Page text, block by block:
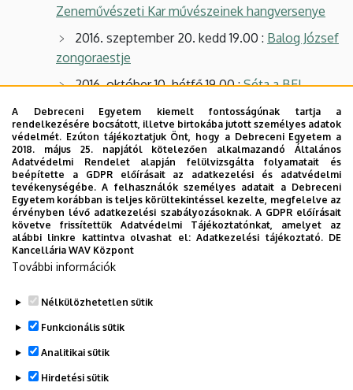
Zeneművészeti Kar művészeinek hangversenye
2016. szeptember 20. kedd 19.00 : Balog József
zongoraestje
2016. október 10. hétfő 19.00 :Séta a BEL
CANTO világában – Francesca Provvisionato
énekművész hangversenye
2016. november 17. csütörtök 19.00 :Rosella
régizenei együttes hangversenye
2016. november 26. szombat 19.00 :Christian
Wirth (Franciaország) szaxofonművész
hangversenye
2016. december 6. kedd 19.00 :
Legutóbbi frissítés: 2025. 09. 09. 23:08
A Debreceni Egyetem kiemelt fontosságúnak tartja a
rendelkezésére bocsátott, illetve birtokába jutott személyes adatok
védelmét. Ezúton tájékoztatjuk Önt, hogy a Debreceni Egyetem a
2018. május 25. napjától kötelezően alkalmazandó Általános
Adatvédelmi Rendelet alapján felülvizsgálta folyamatait és
beépítette a GDPR előírásait az adatkezelési és adatvédelmi
tevékenységébe. A felhasználók személyes adatait a Debreceni
Egyetem korábban is teljes körültekintéssel kezelte, megfelelve az
érvényben lévő adatkezelési szabályozásoknak. A GDPR előírásait
követve frissítettük Adatvédelmi Tájékoztatónkat, amelyet az
alábbi linkre kattintva olvashat el:Adatkezelési tájékoztató. DE
Kancellária WAV Központ
További információk
Nélkülözhetetlen sütik
Funkcionális sütik
Analitikai sütik
Hirdetési sütik